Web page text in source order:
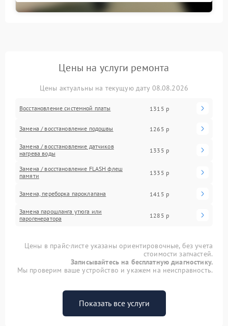
Цены на услуги ремонта
Цены актуальны на текущую дату 08.08.2026
Восстановление системной платы 1315 р
Замена / восстановление подошвы 1265 р
Замена / восстановление датчиков
нагрева воды
1335 р
Замена / восстановление FLASH флеш
памяти
1335 р
Замена, переборка пароклапана 1415 р
Замена парошланга утюга или
парогенератора
1285 р
Цены в прайс-листе указаны ориентировочные, без учета
стоимости запчастей.
Записывайтесь на бесплатную диагностику.
Мы проверим ваше устройство и укажем на неисправность.
Показать все услуги